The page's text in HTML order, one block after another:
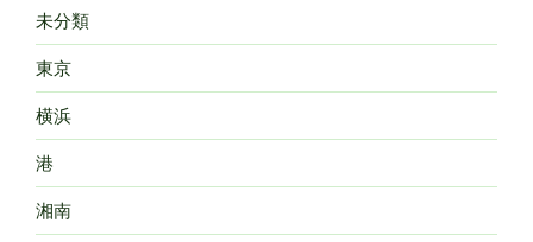
未分類
東京
横浜
港
湘南